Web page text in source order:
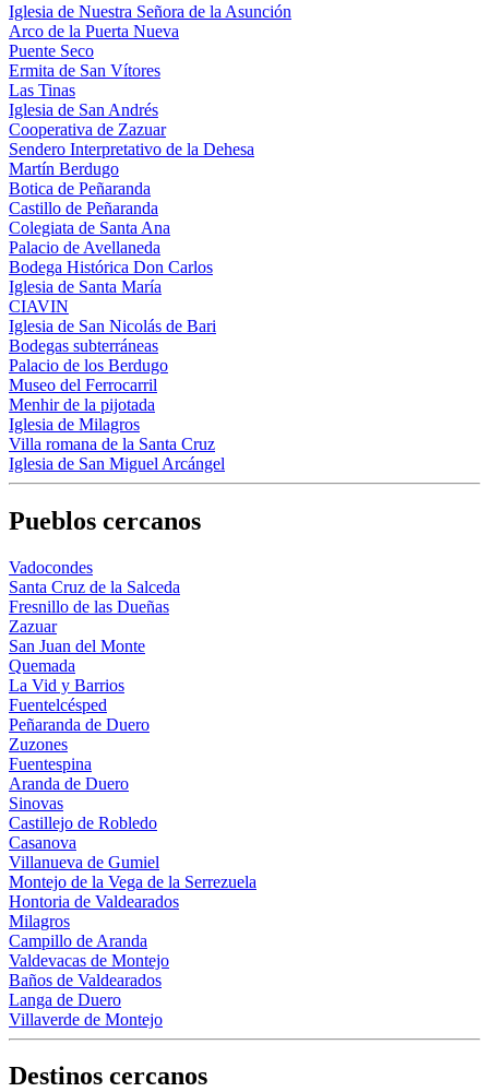
Iglesia de Nuestra Señora de la Asunción
Arco de la Puerta Nueva
Puente Seco
Ermita de San Vítores
Las Tinas
Iglesia de San Andrés
Cooperativa de Zazuar
Sendero Interpretativo de la Dehesa
Martín Berdugo
Botica de Peñaranda
Castillo de Peñaranda
Colegiata de Santa Ana
Palacio de Avellaneda
Bodega Histórica Don Carlos
Iglesia de Santa María
CIAVIN
Iglesia de San Nicolás de Bari
Bodegas subterráneas
Palacio de los Berdugo
Museo del Ferrocarril
Menhir de la pijotada
Iglesia de Milagros
Villa romana de la Santa Cruz
Iglesia de San Miguel Arcángel
Pueblos cercanos
Vadocondes
Santa Cruz de la Salceda
Fresnillo de las Dueñas
Zazuar
San Juan del Monte
Quemada
La Vid y Barrios
Fuentelcésped
Peñaranda de Duero
Zuzones
Fuentespina
Aranda de Duero
Sinovas
Castillejo de Robledo
Casanova
Villanueva de Gumiel
Montejo de la Vega de la Serrezuela
Hontoria de Valdearados
Milagros
Campillo de Aranda
Valdevacas de Montejo
Baños de Valdearados
Langa de Duero
Villaverde de Montejo
Destinos cercanos